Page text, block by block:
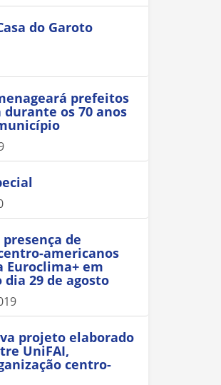
do Garoto
prefeitos
os 70 anos
de
americanos
Euroclima+ em
29 de agosto
projeto elaborado
UniFAI,
centro-